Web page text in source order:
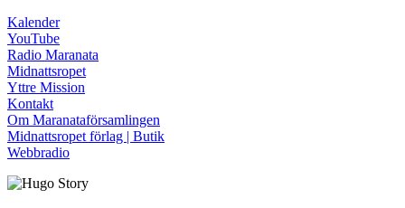
Kalender
YouTube
Radio Maranata
Midnattsropet
Yttre Mission
Kontakt
Om Maranataförsamlingen
Midnattsropet förlag | Butik
Webbradio